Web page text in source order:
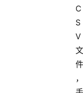
C
S
V
文
件
，